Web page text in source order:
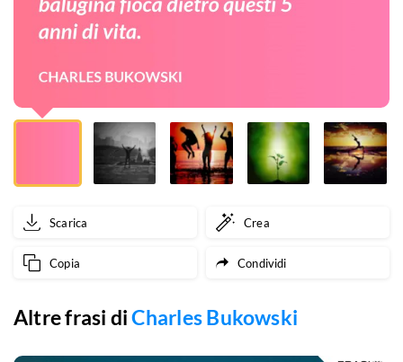
s’è
coperto
d’una
polvere
da
scapolo,
e
ragazze
Scarica Crea
Copia Condividi
Altre frasi diCharles Bukowski